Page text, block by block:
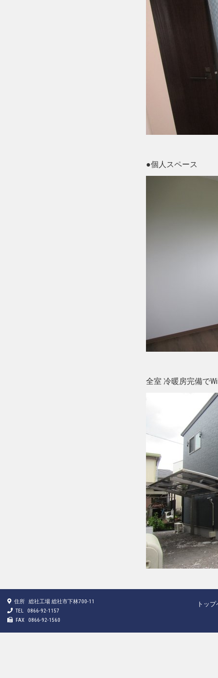
●個人スペース
全室 冷暖房完備で
住所
総社工場 総社市下林700-11
TEL
0866-92-1157
FAX
0866-92-1560
トッ